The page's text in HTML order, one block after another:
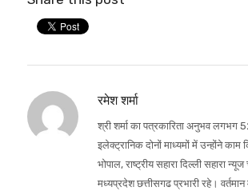
रमेश शर्मा
श्री शर्मा का पत्रकारिता अनुभव लगभग
इलेक्ट्रानिक दोनों माध्यमों में उन्होंने
भोपाल, राष्ट्रीय सहारा दिल्ली सहारा
मध्यप्रदेश छत्तीसगढ प्रभारी रहे।